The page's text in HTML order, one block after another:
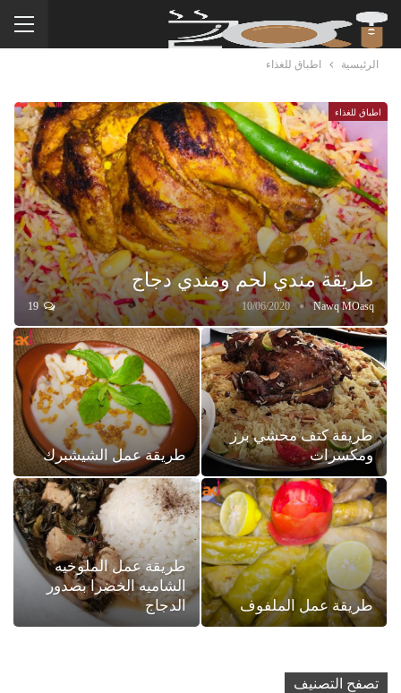
الرئيسية اطباق للغذاء
اطباق للغذاء
طريقة مندي لحم ومندي دجاج
Nawq MOasq
10/06/2020
طريقة كتف محشي برز
ومكسرات
طريقة عمل الشيشبرك
طريقة عمل الملفوف
طريقة عمل الملوخيه
الشاميه الخضرا بصدور
الدجاج
تصفح التصنيف